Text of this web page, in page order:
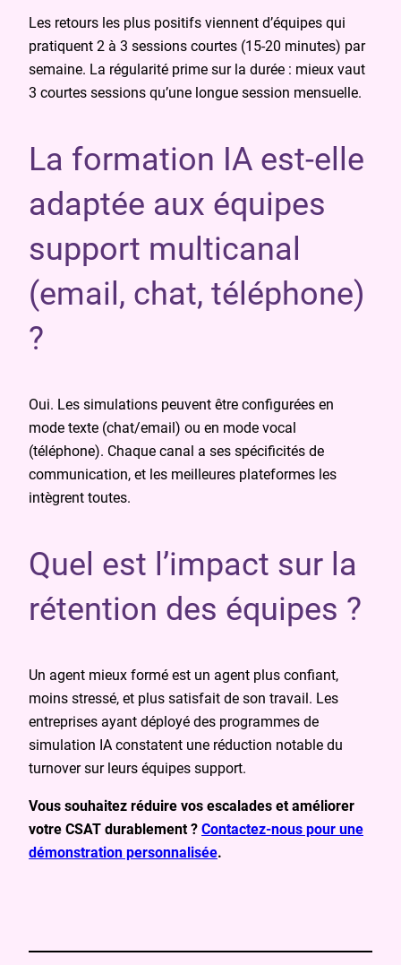
Les retours les plus positifs viennent d’équipes qui
pratiquent 2 à 3 sessions courtes (15-20 minutes) par
semaine. La régularité prime sur la durée : mieux vaut
3 courtes sessions qu’une longue session mensuelle.
La formation IA est-elle
adaptée aux équipes
support multicanal
(email, chat, téléphone)
?
Oui. Les simulations peuvent être configurées en
mode texte (chat/email) ou en mode vocal
(téléphone). Chaque canal a ses spécificités de
communication, et les meilleures plateformes les
intègrent toutes.
Quel est l’impact sur la
rétention des équipes ?
Un agent mieux formé est un agent plus confiant,
moins stressé, et plus satisfait de son travail. Les
entreprises ayant déployé des programmes de
simulation IA constatent une réduction notable du
turnover sur leurs équipes support.
Vous souhaitez réduire vos escalades et améliorer
votre CSAT durablement ? Contactez-nous pour une
démonstration personnalisée.